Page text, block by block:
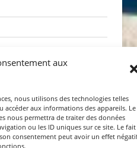
aux
nous utilisons des technologies telles
accéder aux informations des appareils. Le
nous permettra de traiter des données
ou les ID uniques sur ce site. Le fait
consentement peut avoir un effet